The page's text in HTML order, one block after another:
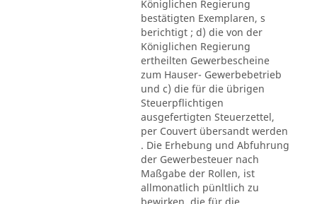
Königlichen Regierung
bestätigten Exemplaren, s
berichtigt ; d) die von der
Königlichen Regierung
ertheilten Gewerbescheine
zum Hauser- Gewerbebetrieb
und c) die für die übrigen
Steuerpflichtigen
ausgefertigten Steuerzettel,
per Couvert übersandt werden
. Die Erhebung und Abfuhrung
der Gewerbesteuer nach
Maßgabe der Rollen, ist
allmonatlich pünltlich zu